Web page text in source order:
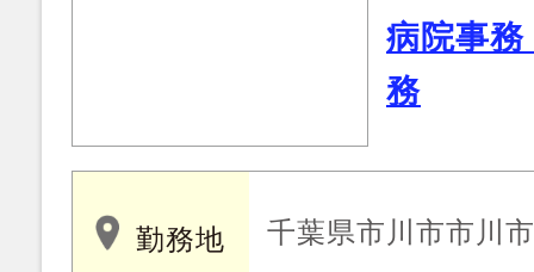
病院事
務
勤務地 千葉県市川市市川